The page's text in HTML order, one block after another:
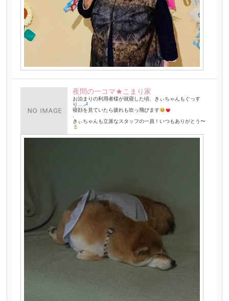
夜間の一コマ★こまり家
お泊まりの利用者様が就寝した頃、きぃちゃんもぐっす
り…
寝顔を見ていたら疲れも吹っ飛びます
.
きぃちゃんも立派なスタッフの一員！いつもありがとう〜